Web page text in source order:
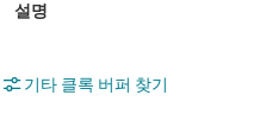
기타 클록 버퍼 찾기